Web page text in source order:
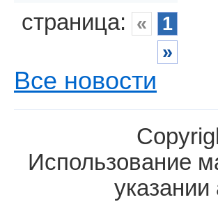
страница: «
1
»
Все новости
Использование